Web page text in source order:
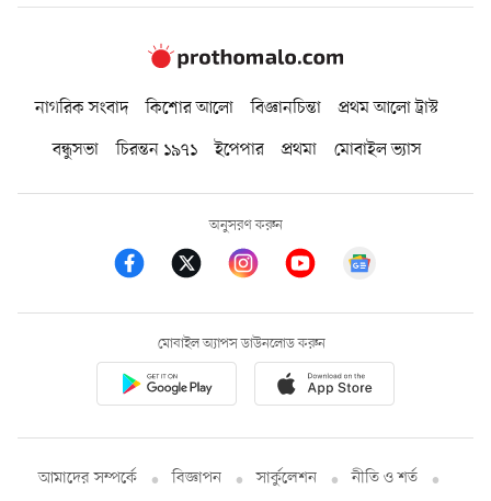
নাগরিক সংবাদ কিশোর আলো বিজ্ঞানচিন্তা
প্রথম আলো ট্রাস্ট
বন্ধুসভা
চিরন্তন ১৯৭১ ইপেপার প্রথমা মোবাইল ভ্যাস
অনুসরণ করুন
মোবাইল অ্যাপস ডাউনলোড করুন
আমাদের সম্পর্কে বিজ্ঞাপন সার্কুলেশন নীতি ও শর্ত